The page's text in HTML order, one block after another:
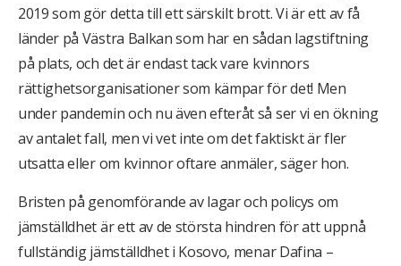
2019 som gör detta till ett särskilt brott. Vi är ett av få
länder på Västra Balkan som har en sådan lagstiftning
på plats, och det är endast tack vare kvinnors
rättighetsorganisationer som kämpar för det! Men
under pandemin och nu även efteråt så ser vi en ökning
av antalet fall, men vi vet inte om det faktiskt är fler
utsatta eller om kvinnor oftare anmäler, säger hon.
Bristen på genomförande av lagar och policys om
jämställdhet är ett av de största hindren för att uppnå
fullständig jämställdhet i Kosovo, menar Dafina –